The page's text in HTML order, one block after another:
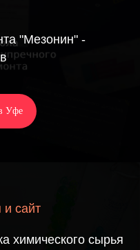
"Мезонин" -
Уфе
и сайт
химического сырья